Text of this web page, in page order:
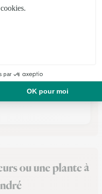
ou une plante à